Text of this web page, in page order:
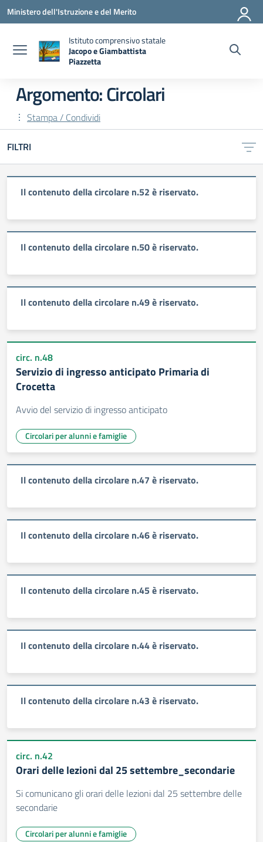
Vai ai contenuti
Vai al menu di navigazione
Vai al footer
Ministero dell'Istruzione e del Merito
Istituto comprensivo statale
Jacopo e Giambattista
Piazzetta
Argomento: Circolari
Stampa / Condividi
FILTRI
Il contenuto della circolare n.52 è riservato.
Il contenuto della circolare n.50 è riservato.
Il contenuto della circolare n.49 è riservato.
circ. n.48
Servizio di ingresso anticipato Primaria di
Crocetta
Avvio del servizio di ingresso anticipato
Circolari per alunni e famiglie
Il contenuto della circolare n.47 è riservato.
Il contenuto della circolare n.46 è riservato.
Il contenuto della circolare n.45 è riservato.
Il contenuto della circolare n.44 è riservato.
Il contenuto della circolare n.43 è riservato.
circ. n.42
Orari delle lezioni dal 25 settembre_secondarie
Si comunicano gli orari delle lezioni dal 25 settembre delle
secondarie
Circolari per alunni e famiglie